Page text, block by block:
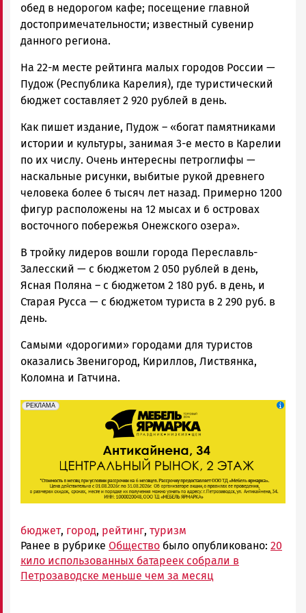
обед в недорогом кафе; посещение главной
достопримечательности; известный сувенир
данного региона.
На 22-м месте рейтинга малых городов России —
Пудож (Республика Карелия), где туристический
бюджет составляет 2 920 рублей в день.
Как пишет издание, Пудож – «богат памятниками
истории и культуры, занимая 3-е место в Карелии
по их числу. Очень интересны петроглифы —
наскальные рисунки, выбитые рукой древнего
человека более 6 тысяч лет назад. Примерно 1200
фигур расположены на 12 мысах и 6 островах
восточного побережья Онежского озера».
В тройку лидеров вошли города Переславль-
Залесский — с бюджетом 2 050 рублей в день,
Ясная Поляна – с бюджетом 2 180 руб. в день, и
Старая Русса — с бюджетом туриста в 2 290 руб. в
день.
Самыми «дорогими» городами для туристов
оказались Звенигород, Кириллов, Листвянка,
Коломна и Гатчина.
erid: 2SDnjeFymr3
РЕКЛАМА
Реклама
бюджет, город, рейтинг, туризм
Ранее в рубрике Общество было опубликовано: 20
кило использованных батареек собрали в
Петрозаводске меньше чем за месяц